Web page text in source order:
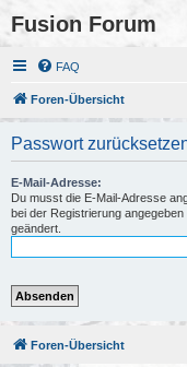
Fusion Forum
FAQ
Foren-Übersicht
Passwort
E-Mail-Adresse:
Du musst die E-Mail-Adresse
bei der Registrierung
geändert.
Foren-Übersicht